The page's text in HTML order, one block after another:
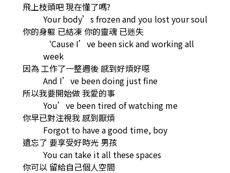
飛上枝頭吧 現在懂了嗎?
Your body’s frozen and you lost your soul
你的身軀 已結凍 你的靈魂 已迷失
‘Cause I’ve been sick and working all
week
因為 工作了一整週後 感到好煩好噁
And I’ve been doing just fine
所以我要開始做 我愛的事
You’ve been tired of watching me
你早已對注視我 感到厭煩
Forgot to have a good time, boy
遺忘了 要享受好時光 男孩
You can take it all these spaces
你可以 留給自己個人空間